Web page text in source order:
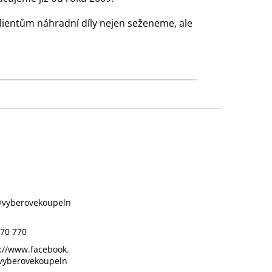
náhradní díly nejen seženeme, ale
vyberovekoupeln
770
www.facebook.